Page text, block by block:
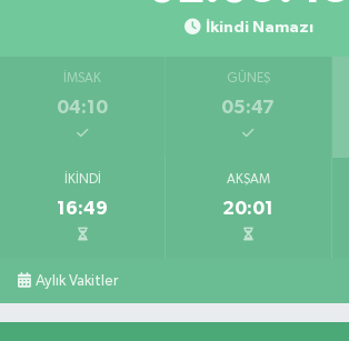
İkindi Namazı
İMSAK
04:10
GÜNEŞ
05:47
İKINDI
16:49
AKŞAM
20:01
Aylık Vakitler